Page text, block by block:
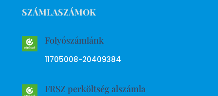
SZÁMLASZÁMOK
Folyószámlánk
11705008-20409384
FRSZ perköltség alszámla